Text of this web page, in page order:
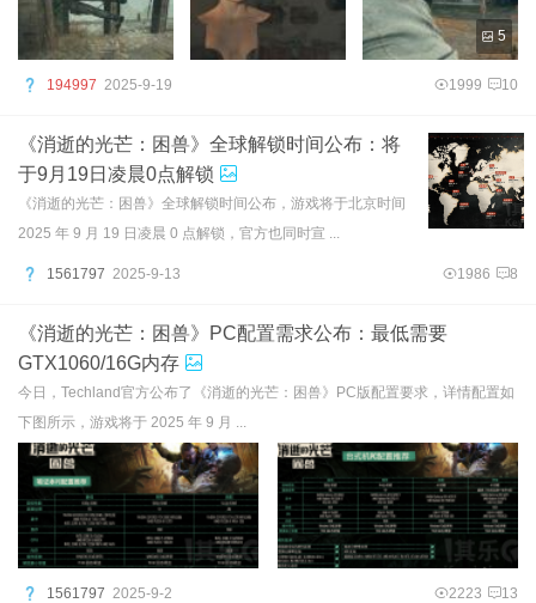
5
194997 2025-9-19 1999 10
《消逝的光芒：困兽》全球解锁时间公布：将
于9月19日凌晨0点解锁
《消逝的光芒：困兽》全球解锁时间公布，游戏将于北京时间
2025 年 9 月 19 日凌晨 0 点解锁，官方也同时宣 ...
1561797 2025-9-13 1986 8
《消逝的光芒：困兽》PC配置需求公布：最低需要
GTX1060/16G内存
今日，Techland官方公布了《消逝的光芒：困兽》PC版配置要求，详情配置如
下图所示，游戏将于 2025 年 9 月 ...
1561797 2025-9-2 2223 13